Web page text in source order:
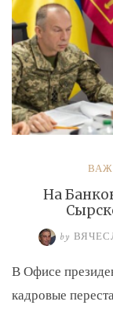
На
by
В Офисе
кадровые